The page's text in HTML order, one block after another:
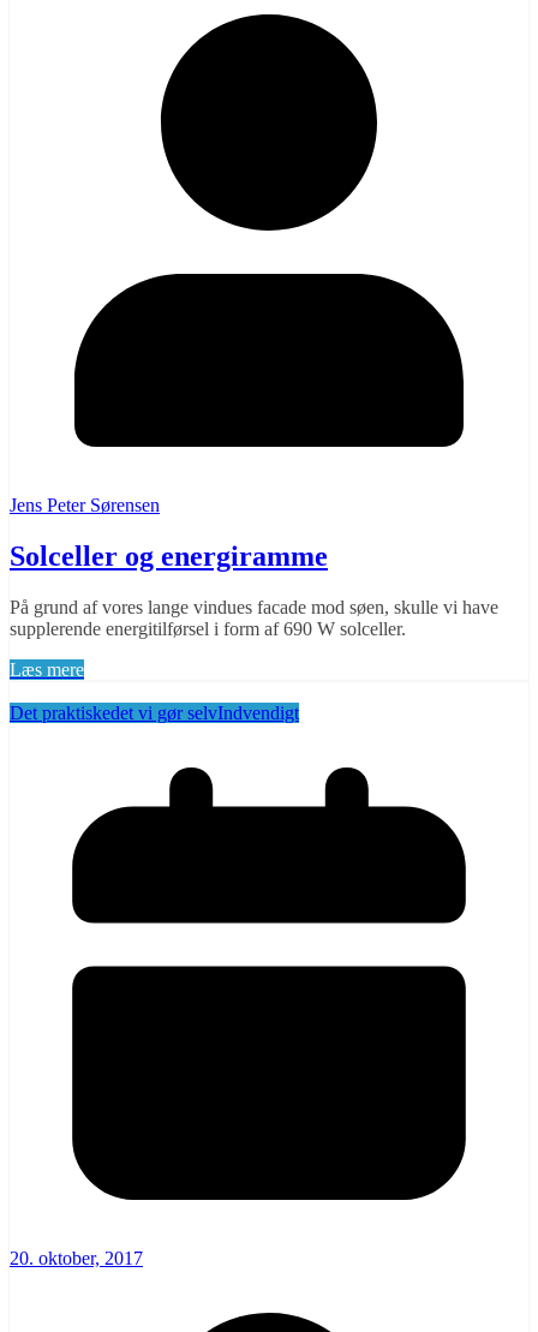
Jens Peter Sørensen
Solceller og energiramme
På grund af vores lange vindues facade mod søen, skulle vi have
supplerende energitilførsel i form af 690 W solceller.
Læs mere
Det praktiskedet vi gør selvIndvendigt
20. oktober, 2017